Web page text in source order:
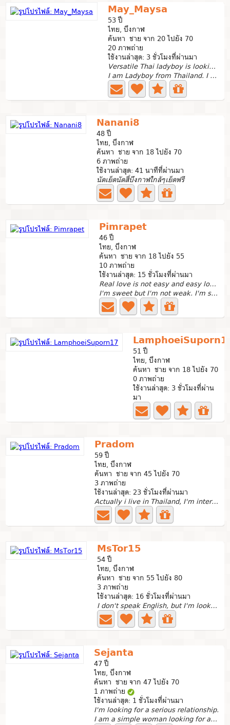
May_Maysa
53 ปี
ไทย, บึงกาฬ
ค้นหา ชาย จาก 20 ไปยัง 70
20 ภาพถ่าย
ใช้งานล่าสุด: 3 ชั่วโมงที่ผ่านมา
Versatile Thai ladyboy is looking for longterm.
I am Ladyboy from Thailand. I am looking for Longterm...
Nanani8
48 ปี
ไทย, บึงกาฬ
ค้นหา ชาย จาก 18 ไปยัง 70
6 ภาพถ่าย
ใช้งานล่าสุด: 41 นาทีที่ผ่านมา
นัดเย็ดนัดสี้บึงกาฬใกล้ๆเย็ดฟรี
Pimrapet
46 ปี
ไทย, บึงกาฬ
ค้นหา ชาย จาก 18 ไปยัง 55
10 ภาพถ่าย
ใช้งานล่าสุด: 15 ชั่วโมงที่ผ่านมา
Real love is not easy and easy love is not real
I'm sweet but I'm not weak. I'm sexy because you think...
51 ปี
ไทย, บึงกาฬ
ค้นหา ชาย จาก 18 ไปยัง 70
0 ภาพถ่าย
ใช้งานล่าสุด: 3 ชั่วโมงที่ผ่าน
มา
Pradom
59 ปี
ไทย, บึงกาฬ
ค้นหา ชาย จาก 45 ไปยัง 70
3 ภาพถ่าย
ใช้งานล่าสุด: 23 ชั่วโมงที่ผ่านมา
Actually i live in Thailand, I'm interested in sincere...
MsTor15
54 ปี
ไทย, บึงกาฬ
ค้นหา ชาย จาก 55 ไปยัง 80
3 ภาพถ่าย
ใช้งานล่าสุด: 16 ชั่วโมงที่ผ่านมา
I don't speak English, but I'm looking for a good...
Sejanta
47 ปี
ไทย, บึงกาฬ
ค้นหา ชาย จาก 47 ไปยัง 70
1 ภาพถ่าย
ใช้งานล่าสุด: 1 ชั่วโมงที่ผ่านมา
I'm looking for a serious relationship.
I am a simple woman looking for a kind and warm gentleman...